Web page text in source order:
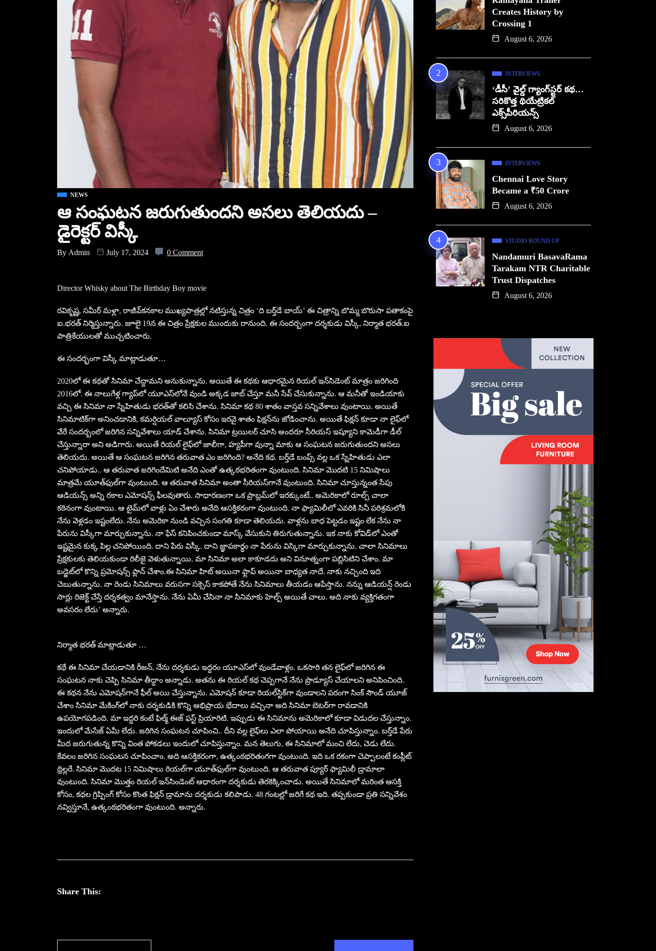
NEWS
ఆ సంఘటన జరుగుతుందని అసలు తెలియదు –
డైరెక్టర్ విస్కీ
By Admin July 17, 2024 0 Comment
Director Whisky about The Birthday Boy movie
ర‌వికృష్ణ‌, స‌మీర్ మ‌ళ్లా, రాజీవ్‌క‌న‌కాల ముఖ్య‌పాత్ర‌ల్లో న‌టిస్తున్న చిత్రం ‘ది బర్త్‌డే బాయ్‌’ ఈ చిత్రాన్ని బొమ్మ బొరుసా ప‌తాకంపై
ఐ.భరత్‌ నిర్మిస్తున్నారు. జూలై 19న ఈ చిత్రం ప్రేక్ష‌కుల ముందుకు రానుంది. ఈ సందర్బంగా దర్శకుడు విస్కీ, నిర్మాత భరత్‌.ఐ
పాత్రికేయులతో ముచ్చటించారు.
ఈ సందర్భంగా విస్కీ మాట్లాడుతూ…
2020లో ఈ కథతో సినిమా చేద్దామని అనుకున్నాను. అయితే ఈ కథకు ఆధారమైన రియల్‌ ఇన్‌సిడెంట్‌ మాత్రం జరిగింది
2016లో. ఈ నాలుగేళ్ల గ్యాప్‌లో యూఎస్‌లోనే వుండి అక్కడ జాబ్‌ చేస్తూ మనీ సేవ్‌ చేసుకున్నాను. ఆ మనీతో ఇండియాకు
వచ్చి ఈ సినిమా నా స్నేహితుడు భరత్‌తో కలిసి చేశాను. సినిమా కథ 80 శాతం వాస్తవ సన్నివేశాలు వుంటాయి. అయితే
సినిమాటిక్‌గా అనించడానికి, కమర్షియల్‌ వాల్యూస్‌ కోసం ఇరవై శాతం ఫిక్షన్‌ను జోడించాను. అయితే ఫిక్షన్‌ కూడా నా లైఫ్‌లో
వేరే సందర్బంలో జరిగిన సన్నివేశాలు యాడ్‌ చేశాను. సినిమా ట్రయిలర్‌ చూసి అందరూ సీరియస్‌ ఇష్యూని కామెడీగా డీల్‌
చేస్తున్నారా అని అడిగారు. అయితే రియల్‌ లైఫ్‌లో జాలీగా, హ్యపీగా వున్నా మాకు ఆ సంఘటన జరుగుతుందని అసలు
తెలియదు. అయితే ఆ సంఘటన జరిగిన తరువాత ఎం జరిగింది? అనేది కథ. బర్త్‌డే బంప్స్‌ వల్ల ఒక స్నేహితుడు ఎలా
చనిపోయాడు.. ఆ తరువాత జరిగిందేమిటి అనేది ఎంతో ఉత్కఠభరితంగా వుంటుంది. సినిమా మొదటి 15 నిమిషాలు
మాత్రమే యూత్‌ఫుల్‌గా వుంటుంది. ఆ తరువాత సినిమా అంతా సీరియస్‌గానే వుంటుంది. సినిమా చూస్తున్నంత సేపు
ఆడియన్స్‌ అన్ని రకాల ఎమోషన్స్‌ ఫీలవుతారు. సాధారణంగా ఒక ప్రాబ్లమ్‌లో ఇరక్కుంటే.. అమెరికాలో రూల్స్‌ చాలా
కఠినంగా వుంటాయి. ఆ టైమ్‌లో వాళ్లు ఏం చేశారు అనేది ఆసక్తికరంగా వుంటుంది. నా ఫ్యామిలీలో ఎవరికి సినీ పరిశ్రమలోకి
నేను వెళ్లడం ఇష్టంలేదు. నేను అమెరికా నుండి వచ్చిన సంగతి కూడా తెలియదు. వాళ్లను బాధ పెట్టడం ఇష్టం లేక నేను నా
పేరును విస్కీగా మార్చుకున్నాను. నా ఫేస్‌ కనిపించకుండా మాస్క్‌ వేసుకుని తిరుగుతున్నాను. ఇక నాకు కోవిడ్‌లో ఎంతో
ఇష్టమైన కుక్క పిల్ల చనిపోయింది. దాని పేరు విస్కీ. దాని జ్ఞాపకార్థం నా పేరును విస్కిగా మార్చుకున్నాను. చాలా సినిమాలు
ప్రేక్షకులకు తెలియకుండా రిలీజై వెళుతున్నాయి. మా సినిమా అలా కాకూడదు అని వినూత్నంగా పబ్లిసిటిని చేశాం. మా
బడ్జెట్‌లో కొన్ని ప్రమోషన్స్‌ ప్లాన్‌ చేశాం.ఈ సినిమా హిట్‌ అయినా ఫ్లాప్‌ అయినా బాధ్యత నాదే. నాకు నచ్చింది ఇది
చెబుతున్నాను. నా రెండు సినిమాలు వరుసగా సక్సెస్‌ కాకపోతే నేను సినిమాలు తీయడం ఆపేస్తాను. నన్ను ఆడియన్ష్‌ రెండు
సార్లు రిజెక్ట్‌ చేస్తే దర్శకత్వం మానేస్తాను. నేను ఏమీ చేసినా నా సినిమాకు హెల్ప్‌ అయితే చాలు. అది నాకు వ్యక్తిగతంగా
అవసరం లేదు’ అన్నారు.
నిర్మాత భరత్‌ మాట్లాడుతూ …
కథే ఈ సినిమా చేయడానికి రీజన్‌, నేను దర్శకుడు ఇద్దరం యూఎస్‌లో వుండేవాళ్లం. ఒకసారి తన లైఫ్‌లో జరిగిన ఈ
సంఘటన నాకు చెప్పి సినిమా తీద్దాం అన్నాడు. అతను ఈ రియల్‌ కథ చెప్పగానే నేను ప్రొడ్యూస్‌ చేయాలని అనిపించింది.
ఈ కథన నేను ఎమోషన్‌గానే ఫీల్‌ అయి చేస్తున్నాను. ఎమోషన్‌ కూడా రియల్‌స్టిక్‌గా వుండాలని పరంగా సింక్‌ సౌండ్‌ యూజ్‌
చేశాం సినిమా మేకింగ్‌లో నాకు దర్శకుడికి కొన్ని అభిప్రాయ భేదాలు వచ్చినా అది సినిమా బెటర్‌గా రావడానికి
ఉపయోగపడింది. మా ఇద్దరి కంటే ఫిల్మ్‌ ఈజ్‌ ఫస్ట్‌ ప్రియారిటి. ఇప్పుడు ఈ సినిమాను అమెరికాలో కూడా విడుదల చేస్తున్నాం.
ఇందులో మేసేజ్‌ ఏమీ లేదు. జరిగిన సంఘటన చూపించి.. దీని వల్ల లైఫ్‌లు ఎలా పోయాయి అనేది చూపిస్తున్నాం. బర్త్‌డే పేరు
మీద జరుగుతున్న కొన్ని వింత పోకడలు ఇందులో చూపిస్తున్నాం. మన తెలుగు, ఈ సినిమాలో మంచి లేదు, చెడు లేదు.
కేవలం జరిగిన సంఘటన చూపించాం. అది ఆసక్తికరంగా, ఉత్కంఠభరితంగగా వుంటుంది. ఇది ఒక రకంగా చెప్పాలంటే కంప్లీట్‌
థ్రిల్లరే. సినిమా మొదట 15 నిమిషాలు రియల్‌గా యూత్‌ఫుల్‌గా వుంటుంది. ఆ తరువాత ప్యూర్‌ ఫ్యామిలీ డ్రామాలా
వుంటుంది. సినిమా మొత్తం రియల్‌ ఇన్‌సిండెంట్‌ ఆధారంగా దర్శకుడు తెరకెక్కించాడు. అయితే సినిమాలో మరింత ఆసక్తి
కోసం, కథల గ్రిప్పింగ్‌ కోసం కొంత ఫిక్షన్‌ డ్రామాను దర్శకుడు కలిపాడు. 48 గంటల్లో జరిగే కథ ఇది. తప్పకుండా ప్రతి సన్నివేశం
నవ్విస్తూనే, ఉత్కంఠభరితంగా వుంటుంది. అన్నారు.
Share This:
Creates History by
Crossing 1
August 6, 2026
INTERVIEWS
‘డీసీ’ వైల్డ్ గ్యాంగ్‌స్టర్ కథ…
సరికొత్త థియేట్రికల్
ఎక్స్‌పీరియన్స్
August 6, 2026
INTERVIEWS
Chennai Love Story
Became a ₹50 Crore
August 6, 2026
STUDIO ROUND UP
Nandamuri BasavaRama
Tarakam NTR Charitable
Trust Dispatches
August 6, 2026